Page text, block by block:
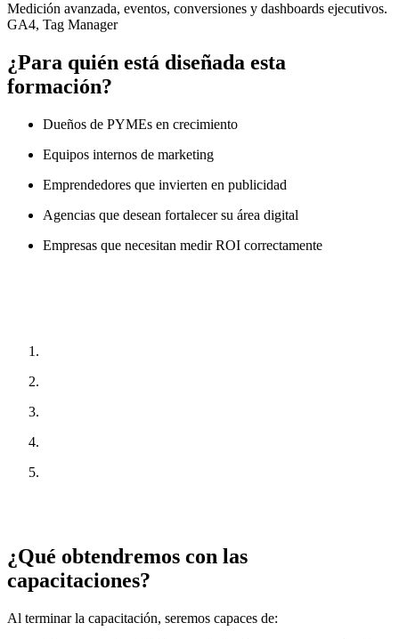
Medición avanzada, eventos, conversiones y dashboards ejecutivos.
GA4, Tag Manager
¿Para quién está diseñada esta
formación?
Dueños de PYMEs en crecimiento
Equipos internos de marketing
Emprendedores que invierten en publicidad
Agencias que desean fortalecer su área digital
Empresas que necesitan medir ROI correctamente
¿Qué obtendremos con las
capacitaciones?
Al terminar la capacitación, seremos capaces de: